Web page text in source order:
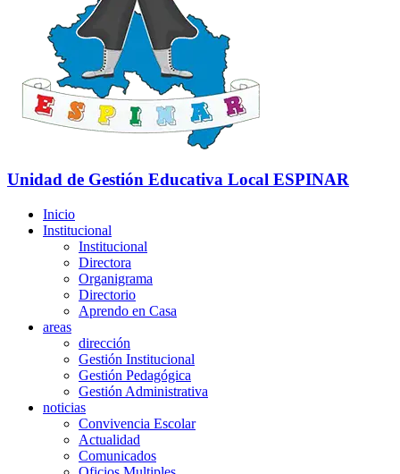
Unidad de Gestión Educativa Local ESPINAR
Inicio
Institucional
Institucional
Directora
Organigrama
Directorio
Aprendo en Casa
areas
dirección
Gestión Institucional
Gestión Pedagógica
Gestión Administrativa
noticias
Convivencia Escolar
Actualidad
Comunicados